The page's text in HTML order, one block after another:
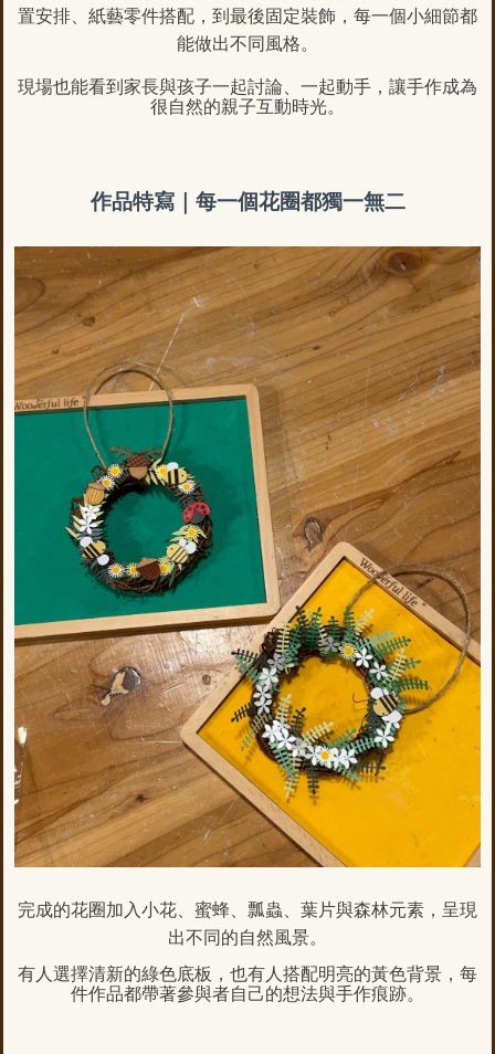
置安排、紙藝零件搭配，到最後固定裝飾，每一個小細節都
能做出不同風格。
現場也能看到家長與孩子一起討論、一起動手，讓手作成為
很自然的親子互動時光。
作品特寫｜每一個花圈都獨一無二
完成的花圈加入小花、蜜蜂、瓢蟲、葉片與森林元素，呈現
出不同的自然風景。
有人選擇清新的綠色底板，也有人搭配明亮的黃色背景，每
件作品都帶著參與者自己的想法與手作痕跡。